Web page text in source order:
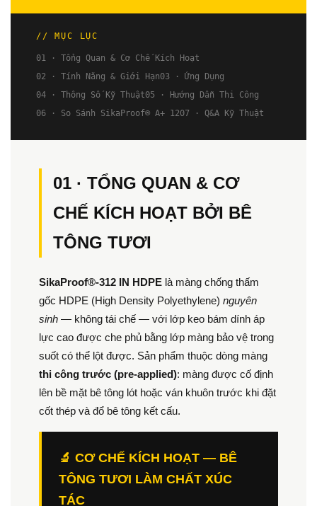
// MỤC LỤC
01 · Tổng Quan & Cơ Chế Kích Hoạt
02 · Tính Năng & Giới Hạn03 · Ứng Dụng
04 · Thông Số Kỹ Thuật05 · Hướng Dẫn Thi Công
06 · So Sánh SikaProof® A+ 1207 · Q&A Kỹ Thuật
01 · TỔNG QUAN & CƠ
CHẾ KÍCH HOẠT BỞI BÊ
TÔNG TƯƠI
SikaProof®-312 IN HDPE là màng chống thấm
gốc HDPE (High Density Polyethylene) nguyên
sinh — không tái chế — với lớp keo bám dính áp
lực cao được che phủ bằng lớp màng bảo vệ trong
suốt có thể lột được. Sản phẩm thuộc dòng màng
thi công trước (pre-applied): màng được cố định
lên bề mặt bê tông lót hoặc ván khuôn trước khi đặt
cốt thép và đổ bê tông kết cấu.
🔬 CƠ CHẾ KÍCH HOẠT — BÊ
TÔNG TƯƠI LÀM CHẤT XÚC
TÁC